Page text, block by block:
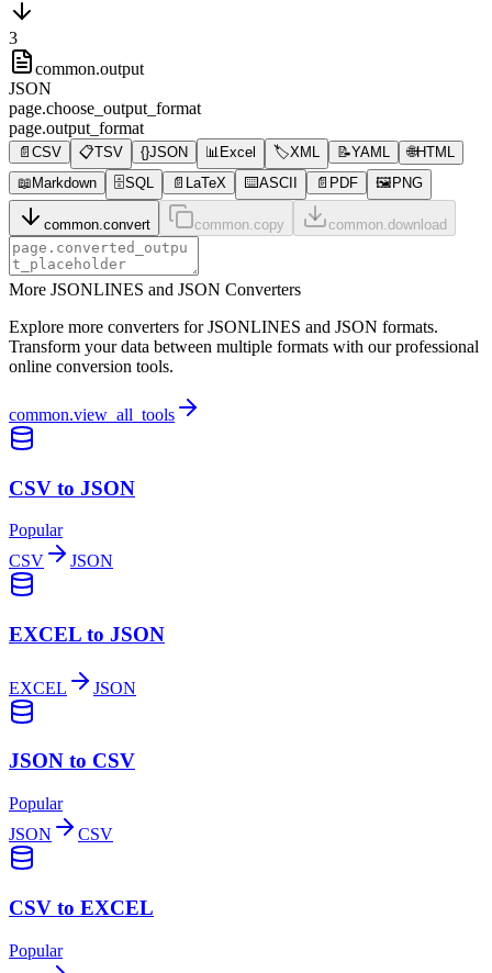
3
common.output
JSON
page.choose_output_format
page.output_format
📄 CSV 📋TSV {}JSON 📊 Excel 🏷️XML 📝YAML 🌐HTML
📖 Markdown 🗄️SQL 📄 LaTeX ⌨️ASCII 📄 PDF 🖼️ PNG
common.convert common.copy common.download
More JSONLINES and JSON Converters
Explore more converters for JSONLINES and JSON formats.
Transform your data between multiple formats with our professional
online conversion tools.
common.view_all_tools
CSV to JSON
Popular
CSV
JSON
EXCEL to JSON
EXCEL JSON
JSON to CSV
Popular
JSON
CSV
CSV to EXCEL
Popular